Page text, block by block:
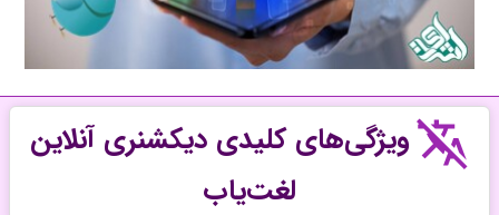
ویژگی‌های کلیدی دیکشنری آنلاین
لغت‌یاب